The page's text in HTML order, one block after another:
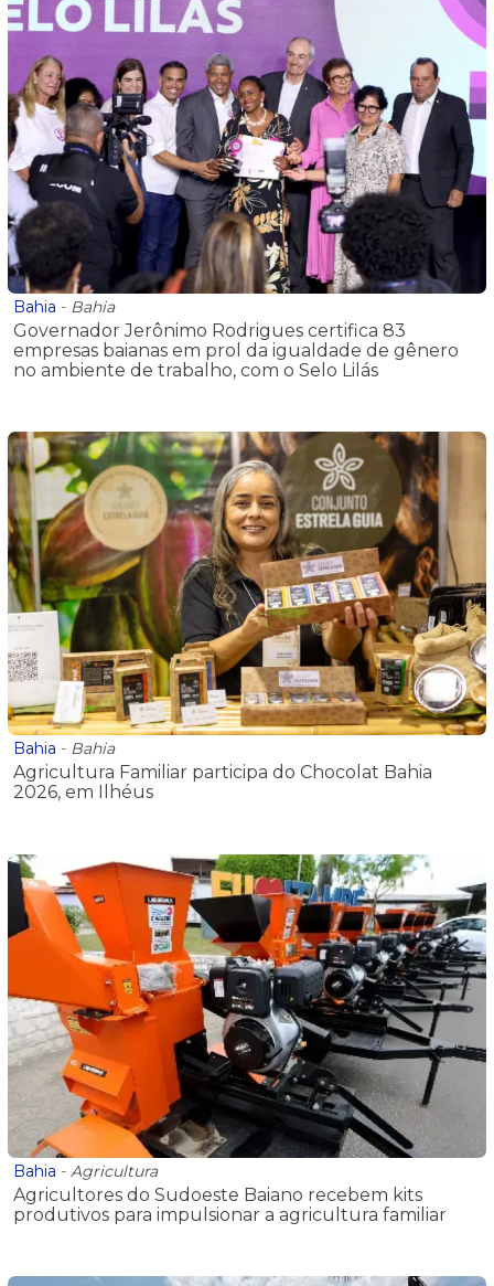
Bahia - Bahia
Governador Jerônimo Rodrigues certifica 83
empresas baianas em prol da igualdade de gênero
no ambiente de trabalho, com o Selo Lilás
Bahia - Bahia
Agricultura Familiar participa do Chocolat Bahia
2026, em Ilhéus
Bahia - Agricultura
Agricultores do Sudoeste Baiano recebem kits
produtivos para impulsionar a agricultura familiar